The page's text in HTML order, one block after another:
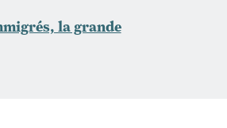
la grande